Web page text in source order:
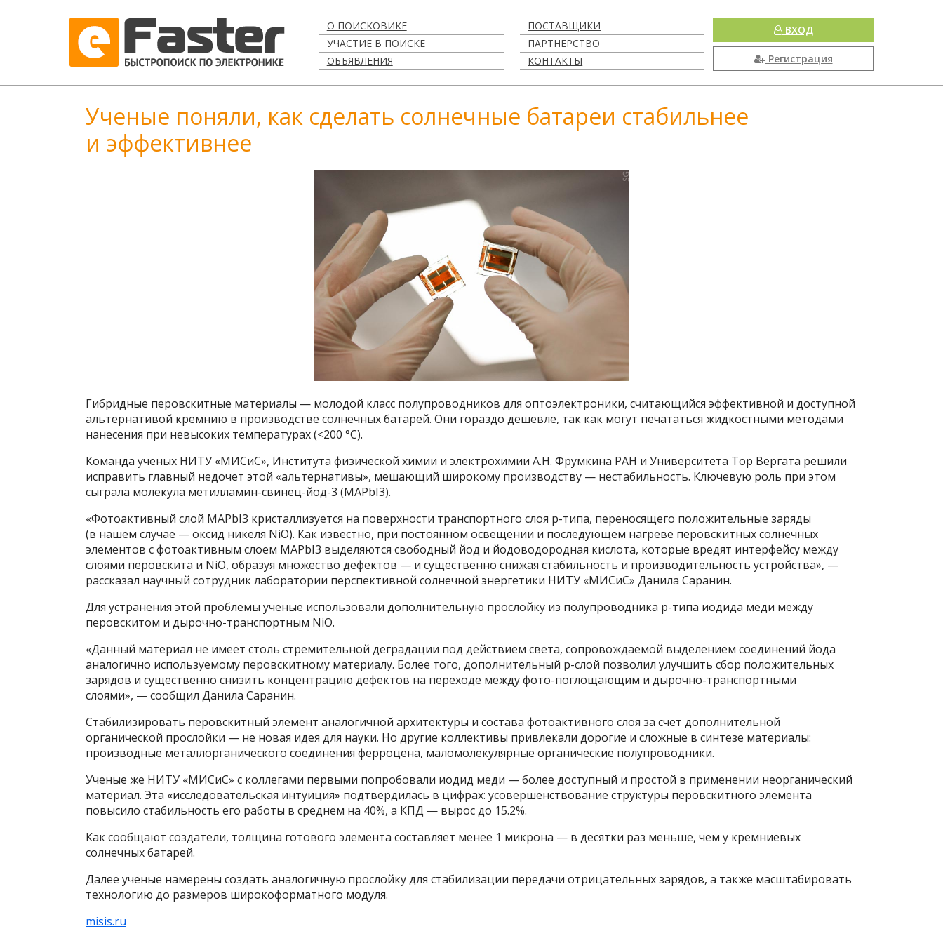
О ПОИСКОВИКЕ
ПОСТАВЩИКИ
УЧАСТИЕ В ПОИСКЕ
ПАРТНЕРСТВО
ОБЪЯВЛЕНИЯ
КОНТАКТЫ
ВХОД
Регистрация
Ученые поняли, как сделать солнечные батареи стабильнее
и эффективнее
Гибридные перовскитные материалы — молодой класс полупроводников для оптоэлектроники, считающийся эффективной и доступной
альтернативой кремнию в производстве солнечных батарей. Они гораздо дешевле, так как могут печататься жидкостными методами
нанесения при невысоких температурах (<200 °C).
Команда ученых НИТУ «МИСиС», Института физической химии и электрохимии А.Н. Фрумкина РАН и Университета Тор Вергата решили
исправить главный недочет этой «альтернативы», мешающий широкому производству — нестабильность. Ключевую роль при этом
сыграла молекула метилламин-свинец-йод-3 (MAPbI3).
«Фотоактивный слой MAPbI3 кристаллизуется на поверхности транспортного слоя p-типа, переносящего положительные заряды
(в нашем случае — оксид никеля NiO). Как известно, при постоянном освещении и последующем нагреве перовскитных солнечных
элементов с фотоактивным слоем MAPbI3 выделяются свободный йод и йодоводородная кислота, которые вредят интерфейсу между
слоями перовскита и NiO, образуя множество дефектов — и существенно снижая стабильность и производительность устройства», —
рассказал научный сотрудник лаборатории перспективной солнечной энергетики НИТУ «МИСиС» Данила Саранин.
Для устранения этой проблемы ученые использовали дополнительную прослойку из полупроводника p-типа иодида меди между
перовскитом и дырочно-транспортным NiO.
«Данный материал не имеет столь стремительной деградации под действием света, сопровождаемой выделением соединений йода
аналогично используемому перовскитному материалу. Более того, дополнительный p-слой позволил улучшить сбор положительных
зарядов и существенно снизить концентрацию дефектов на переходе между фото-поглощающим и дырочно-транспортными
слоями», — сообщил Данила Саранин.
Стабилизировать перовскитный элемент аналогичной архитектуры и состава фотоактивного слоя за счет дополнительной
органической прослойки — не новая идея для науки. Но другие коллективы привлекали дорогие и сложные в синтезе материалы:
производные металлорганического соединения ферроцена, маломолекулярные органические полупроводники.
Ученые же НИТУ «МИСиС» с коллегами первыми попробовали иодид меди — более доступный и простой в применении неорганический
материал. Эта «исследовательская интуиция» подтвердилась в цифрах: усовершенствование структуры перовскитного элемента
повысило стабильность его работы в среднем на 40%, а КПД — вырос до 15.2%.
Как сообщают создатели, толщина готового элемента составляет менее 1 микрона — в десятки раз меньше, чем у кремниевых
солнечных батарей.
Далее ученые намерены создать аналогичную прослойку для стабилизации передачи отрицательных зарядов, а также масштабировать
технологию до размеров широкоформатного модуля.
misis.ru